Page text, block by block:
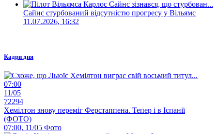
Сайнс стурбований відсутністю прогресу у Вільямс
11.07.2026, 16:32
Кадри дня
07:00
11/05
72294
Хемілтон знову переміг Ферстаппена. Тепер і в Іспанії
(ФОТО)
07:00, 11/05 Фото